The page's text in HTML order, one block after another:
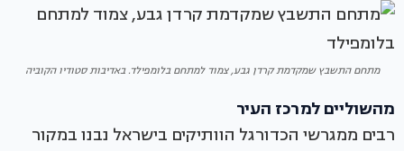
מתחם התשבץ שמקדמת קרדן גבע, צמוד למתחם בלומפילד. באדיבות סטודיו הקוביה
מהשוליים למרכז העיר
רבים ממגרשי הכדורגל הוותיקים בישראל נבנו במקור